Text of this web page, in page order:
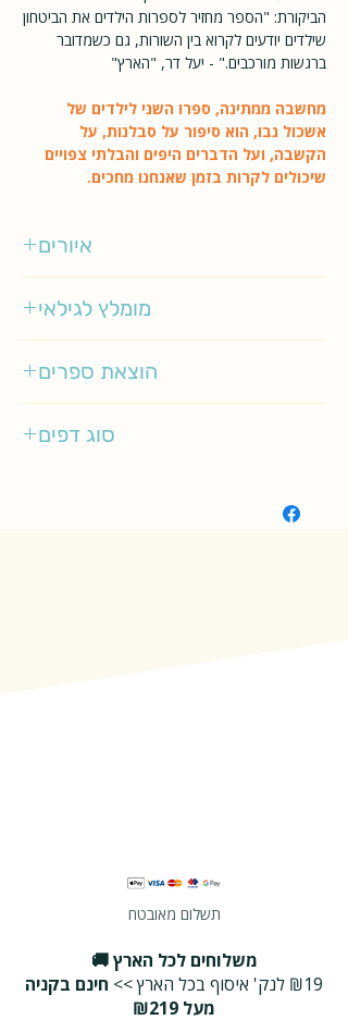
הביקורת: "הספר מחזיר לספרות הילדים את הביטחון
שילדים יודעים לקרוא בין השורות, גם כשמדובר
ברגשות מורכבים." - יעל דר, "הארץ"
מחשבה ממתינה, ספרו השני לילדים של
אשכול נבו, הוא סיפור על סבלנות, על
הקשבה, ועל הדברים היפים והבלתי צפויים
שיכולים לקרות בזמן שאנחנו מחכים.
איורים
מומלץ לגילאי
הוצאת ספרים
סוג דפים
תשלום מאובטח
משלוחים לכל הארץ 🚚
₪19 לנק' איסוף בכל הארץ >>
חינם בקניה
מעל ₪219